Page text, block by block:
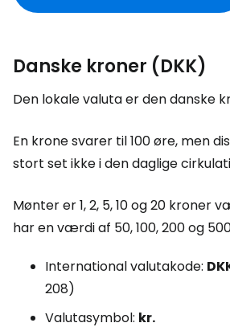
Danske kroner (DKK)
Den lokale valuta er den danske
En krone svarer til 100 øre, men
stort set ikke i den daglige
Mønter er 1, 2, 5, 10 og 20 kroner
har en værdi af 50, 100, 200 og
International valutakode:
208)
Valutasymbol: kr.